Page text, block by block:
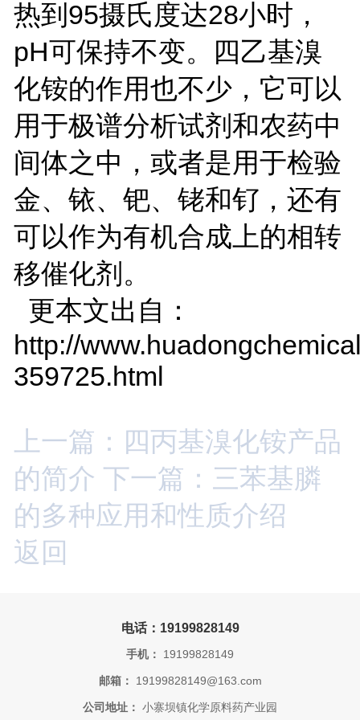
热到95摄氏度达28小时，
pH可保持不变。四乙基溴
化铵的作用也不少，它可以
用于极谱分析试剂和农药中
间体之中，或者是用于检验
金、铱、钯、铑和钌，还有
可以作为有机合成上的相转
移催化剂。
更本文出自：
http://
359725.html
上一篇：四丙基溴化铵产品
的简介 下一篇：三苯基膦
的多种应用和性质介绍
返回
电话：19199828149
手机： 19199828149
邮箱： 19199828149@163.com
公司地址： 小寨坝镇化学原料药产业园